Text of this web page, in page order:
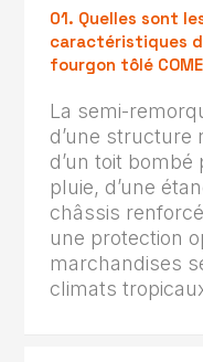
01. Quelles sont
caractéristiques
fourgon tôlé
La semi-
d’une structure
d’un toit bombé
pluie, d’une
châssis
une protection
marchandises
climats